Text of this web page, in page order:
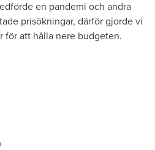
en pandemi och andra
prisökningar, därför gjorde vi
för att hålla nere budgeten.